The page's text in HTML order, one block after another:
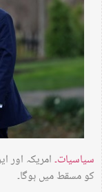
سیاسیات۔امریکہ اور
کو مسقط میں ہوگا۔